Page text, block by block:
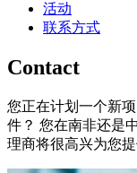
活动
联系方式
Contact
您正在计划一个新
件？ 您在南非还是
理商将很高兴为您提